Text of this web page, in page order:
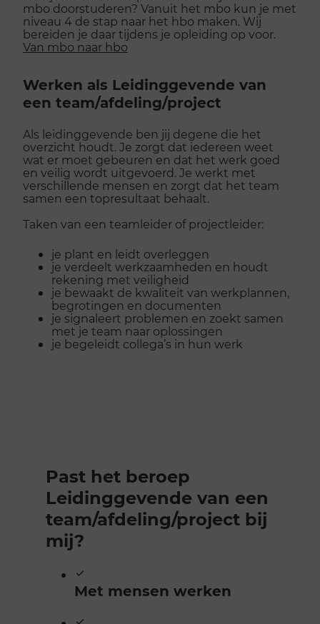
mbo doorstuderen? Vanuit het mbo kun je met
niveau 4 de stap naar het hbo maken. Wij
bereiden je daar tijdens je opleiding op voor.
Van mbo naar hbo
Werken als Leidinggevende van
een team/​afdeling/​project
Als leidinggevende ben jij degene die het
overzicht houdt. Je zorgt dat iedereen weet
wat er moet gebeuren en dat het werk goed
en veilig wordt uitgevoerd. Je werkt met
verschillende mensen en zorgt dat het team
samen een topresultaat behaalt.
Taken van een teamleider of projectleider:
je plant en leidt overleggen
je verdeelt werkzaamheden en houdt
rekening met veiligheid
je bewaakt de kwaliteit van werkplannen,
begrotingen en documenten
je signaleert problemen en zoekt samen
met je team naar oplossingen
je begeleidt collega’s in hun werk
Past het beroep
Leidinggevende van een
team/​afdeling/​project bij
mij?
Met mensen werken